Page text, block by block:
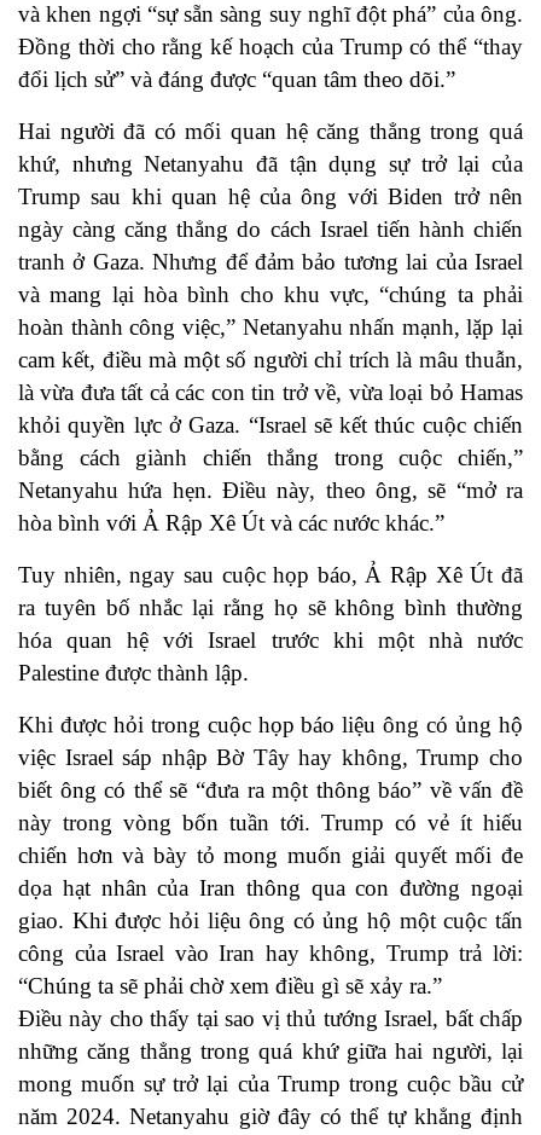
và khen ngợi “sự sẵn sàng suy nghĩ đột phá” của ông.
Đồng thời cho rằng kế hoạch của Trump có thể “thay
đổi lịch sử” và đáng được “quan tâm theo dõi.”
Hai người đã có mối quan hệ căng thẳng trong quá
khứ, nhưng Netanyahu đã tận dụng sự trở lại của
Trump sau khi quan hệ của ông với Biden trở nên
ngày càng căng thẳng do cách Israel tiến hành chiến
tranh ở Gaza. Nhưng để đảm bảo tương lai của Israel
và mang lại hòa bình cho khu vực, “chúng ta phải
hoàn thành công việc,” Netanyahu nhấn mạnh, lặp lại
cam kết, điều mà một số người chỉ trích là mâu thuẫn,
là vừa đưa tất cả các con tin trở về, vừa loại bỏ Hamas
khỏi quyền lực ở Gaza. “Israel sẽ kết thúc cuộc chiến
bằng cách giành chiến thắng trong cuộc chiến,”
Netanyahu hứa hẹn. Điều này, theo ông, sẽ “mở ra
hòa bình với Ả Rập Xê Út và các nước khác.”
Tuy nhiên, ngay sau cuộc họp báo, Ả Rập Xê Út đã
ra tuyên bố nhắc lại rằng họ sẽ không bình thường
hóa quan hệ với Israel trước khi một nhà nước
Palestine được thành lập.
Khi được hỏi trong cuộc họp báo liệu ông có ủng hộ
việc Israel sáp nhập Bờ Tây hay không, Trump cho
biết ông có thể sẽ “đưa ra một thông báo” về vấn đề
này trong vòng bốn tuần tới. Trump có vẻ ít hiếu
chiến hơn và bày tỏ mong muốn giải quyết mối đe
dọa hạt nhân của Iran thông qua con đường ngoại
giao. Khi được hỏi liệu ông có ủng hộ một cuộc tấn
công của Israel vào Iran hay không, Trump trả lời:
“Chúng ta sẽ phải chờ xem điều gì sẽ xảy ra.”
Điều này cho thấy tại sao vị thủ tướng Israel, bất chấp
những căng thẳng trong quá khứ giữa hai người, lại
mong muốn sự trở lại của Trump trong cuộc bầu cử
năm 2024. Netanyahu giờ đây có thể tự khẳng định